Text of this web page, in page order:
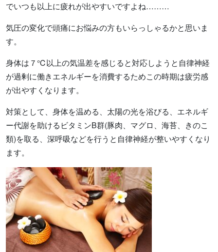
でいつも以上に疲れが出やすいですよね………
気圧の変化で頭痛にお悩みの方もいらっしゃるかと思いま
す。
身体は７℃以上の気温差を感じると対応しようと自律神経
が過剰に働きエネルギーを消費するためこの時期は疲労感
が出やすくなります。
対策として、身体を温める、太陽の光を浴びる、エネルギ
ー代謝を助けるビタミンB群(豚肉、マグロ、海苔、きのこ
類)を取る、深呼吸などを行うと自律神経が整いやすくなり
ます。